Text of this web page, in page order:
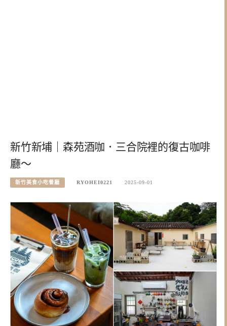
新竹新埔｜森苑酒咖．三合院裡的復古咖啡
廳～
新竹美食小吃餐廳 RYOHEI0221 2025-09-01